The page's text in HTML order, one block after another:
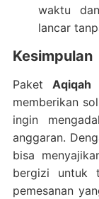
waktu
lancar
Kesimpulan
Paket Aqiqah
memberikan
ingin
anggaran.
bisa
bergizi untuk
pemesanan